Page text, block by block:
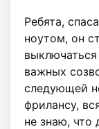
Ребята,
ноутом, он
важных
следующей
фрилансу,
не знаю, что